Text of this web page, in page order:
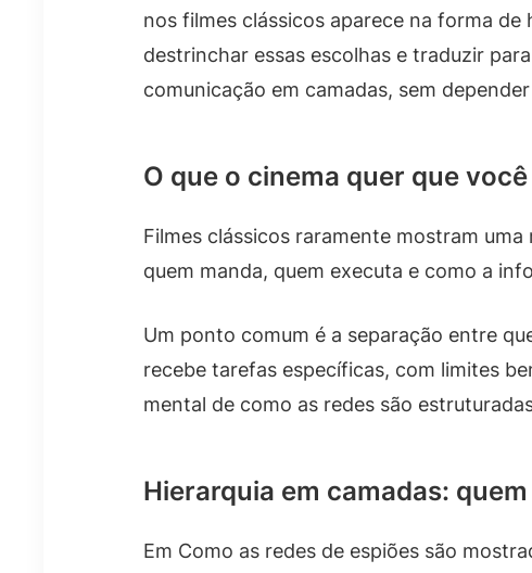
nos filmes clássicos aparece na forma de
destrinchar essas escolhas e traduzir
comunicação em camadas, sem
O que o cinema quer que
Filmes clássicos raramente mostram
quem manda, quem executa e como a
Um ponto comum é a separação entre
recebe tarefas específicas, com limites
mental de como as redes são
Hierarquia em camadas:
Em Como as redes de espiões são